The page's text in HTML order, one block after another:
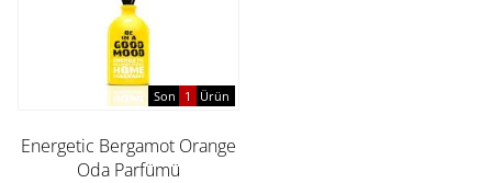
Son 1 Ürün
Energetic Bergamot Orange
Oda Parfümü